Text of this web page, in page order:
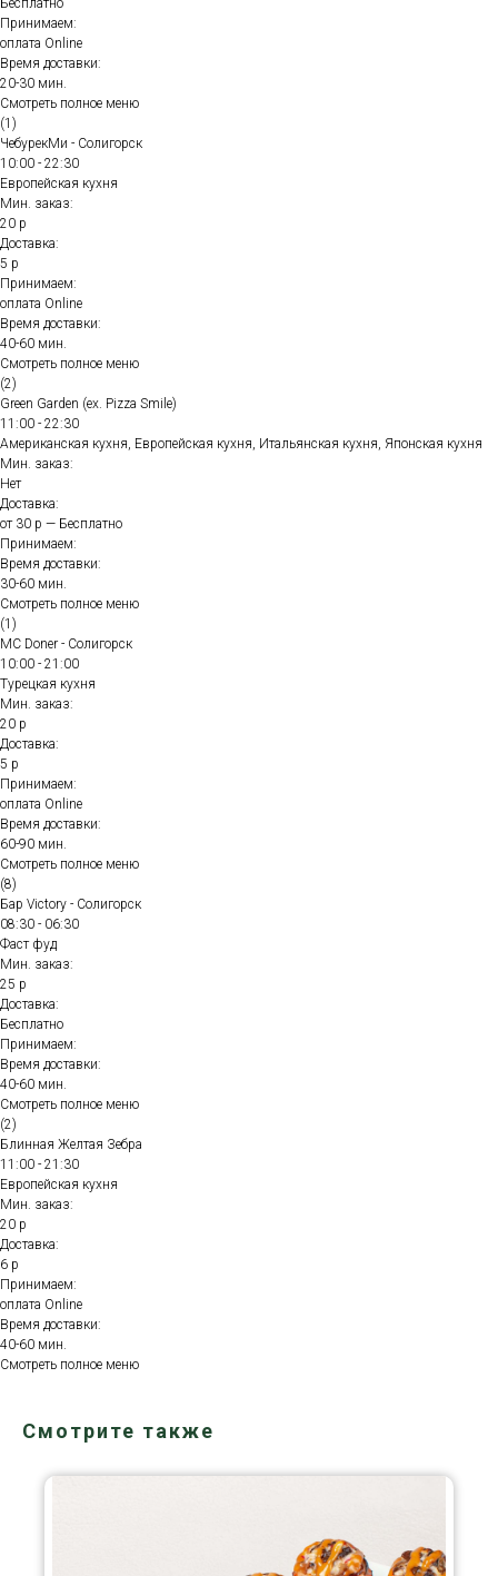
Бесплатно
Принимаем:
оплата Online
Время доставки:
20-30 мин.
Смотреть полное меню
(1)
ЧебурекМи - Солигорск
10:00 - 22:30
Европейская кухня
Мин. заказ:
20 р
Доставка:
5 р
Принимаем:
оплата Online
Время доставки:
40-60 мин.
Смотреть полное меню
(2)
Green Garden (ex. Pizza Smile)
11:00 - 22:30
Американская кухня, Европейская кухня, Итальянская кухня, Японская кухня
Мин. заказ:
Нет
Доставка:
от 30 р — Бесплатно
Принимаем:
Время доставки:
30-60 мин.
Смотреть полное меню
(1)
MC Doner - Солигорск
10:00 - 21:00
Турецкая кухня
Мин. заказ:
20 р
Доставка:
5 р
Принимаем:
оплата Online
Время доставки:
60-90 мин.
Смотреть полное меню
(8)
Бар Victory - Солигорск
08:30 - 06:30
Фаст фуд
Мин. заказ:
25 р
Доставка:
Бесплатно
Принимаем:
Время доставки:
40-60 мин.
Смотреть полное меню
(2)
Блинная Желтая Зебра
11:00 - 21:30
Европейская кухня
Мин. заказ:
20 р
Доставка:
6 р
Принимаем:
оплата Online
Время доставки:
40-60 мин.
Смотреть полное меню
Смотрите также